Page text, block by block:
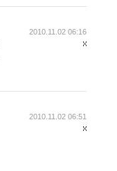
2010.11.02 06:16
2010.11.02 06:51